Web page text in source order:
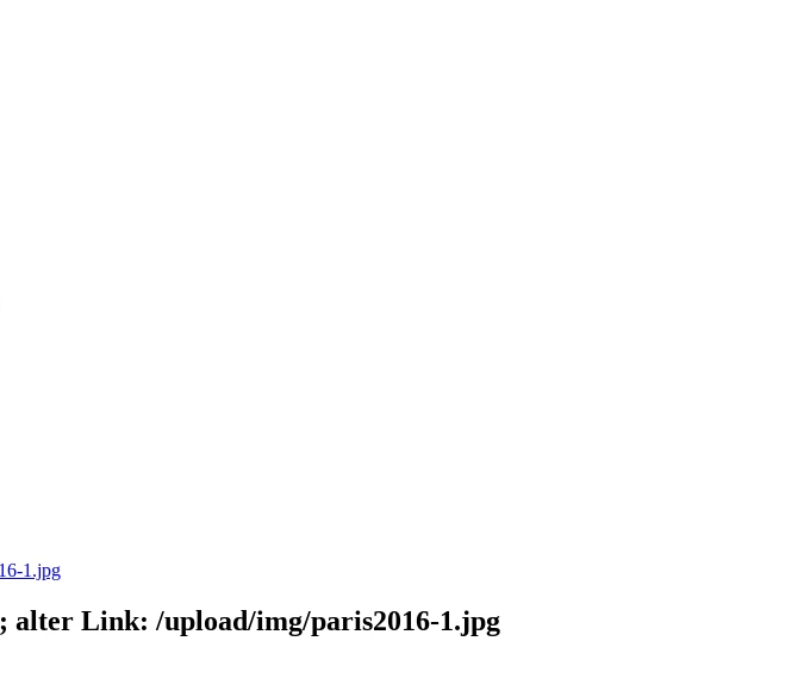
1.jpg
alter Link: /upload/img/paris2016-1.jpg